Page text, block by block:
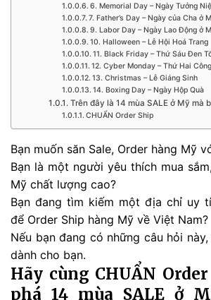
6. Memorial Day – Ngày Tưởng
7. Father’s Day – Ngày của Cha ở
9. Labor Day – Ngày Lao Động ở
10. Halloween – Lễ Hội Hoá Trang
11. Black Friday – Thứ Sáu Đen
12. Cyber Monday – Thứ Hai
13. Christmas – Lễ Giáng Sinh
14. Boxing Day – Ngày Hộp Quà
Trên đây là 14 mùa SALE ở Mỹ mà
CHUẨN Order Ship
Bạn muốn săn Sale, Order hàng Mỹ
Bạn là một người yêu thích mua
Mỹ chất lượng cao?
Bạn đang tìm kiếm một địa chỉ uy
để Order Ship hàng Mỹ về Việt Nam?
Nếu bạn đang có những câu hỏi
dành cho bạn.
Hãy cùng CHUẨN
phá 14 mùa SALE ở